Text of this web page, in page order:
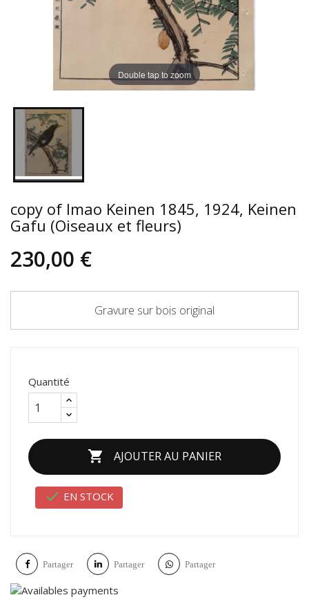
Double tap to zoom
copy of Imao Keinen 1845, 1924, Keinen
Gafu (Oiseaux et fleurs)
230,00 €
Gravure sur bois original
Quantité
 AJOUTER AU PANIER
 EN STOCK
Partager Partager Partager